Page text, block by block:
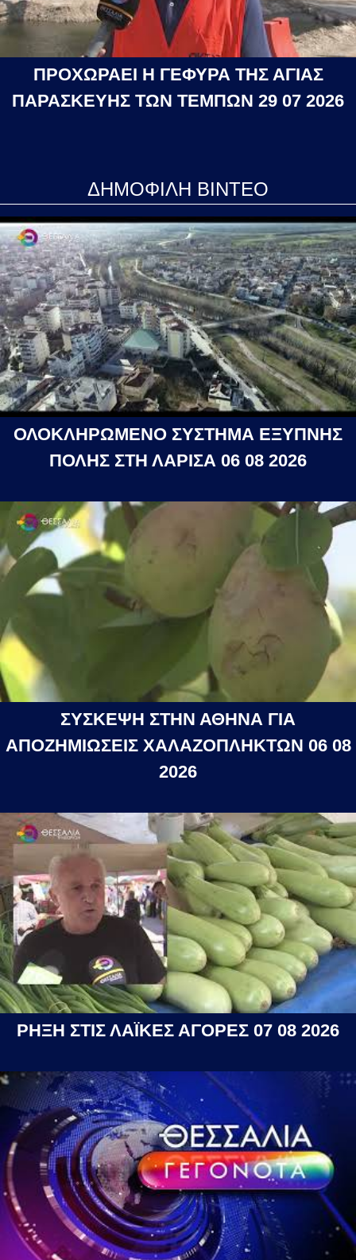
ΠΡΟΧΩΡΑΕΙ Η ΓΕΦΥΡΑ ΤΗΣ ΑΓΙΑΣ
ΠΑΡΑΣΚΕΥΗΣ ΤΩΝ ΤΕΜΠΩΝ 29 07 2026
ΔΗΜΟΦΙΛΗ ΒΙΝΤΕΟ
ΟΛΟΚΛΗΡΩΜΕΝΟ ΣΥΣΤΗΜΑ ΕΞΥΠΝΗΣ
ΠΟΛΗΣ ΣΤΗ ΛΑΡΙΣΑ 06 08 2026
ΣΥΣΚΕΨΗ ΣΤΗΝ ΑΘΗΝΑ ΓΙΑ
ΑΠΟΖΗΜΙΩΣΕΙΣ ΧΑΛΑΖΟΠΛΗΚΤΩΝ 06 08
2026
ΡΗΞΗ ΣΤΙΣ ΛΑΪΚΕΣ ΑΓΟΡΕΣ 07 08 2026